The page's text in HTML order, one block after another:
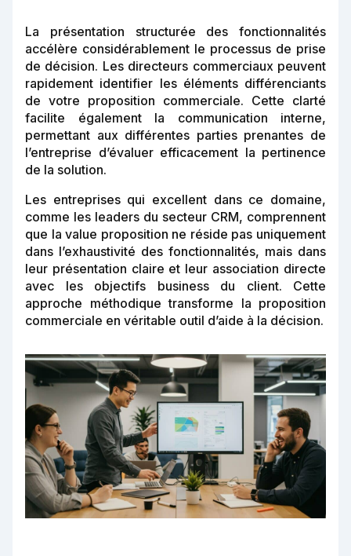
La présentation structurée des fonctionnalités
accélère considérablement le processus de prise
de décision. Les directeurs commerciaux peuvent
rapidement identifier les éléments différenciants
de votre proposition commerciale. Cette clarté
facilite également la communication interne,
permettant aux différentes parties prenantes de
l’entreprise d’évaluer efficacement la pertinence
de la solution.
Les entreprises qui excellent dans ce domaine,
comme les leaders du secteur CRM, comprennent
que la value proposition ne réside pas uniquement
dans l’exhaustivité des fonctionnalités, mais dans
leur présentation claire et leur association directe
avec les objectifs business du client. Cette
approche méthodique transforme la proposition
commerciale en véritable outil d’aide à la décision.